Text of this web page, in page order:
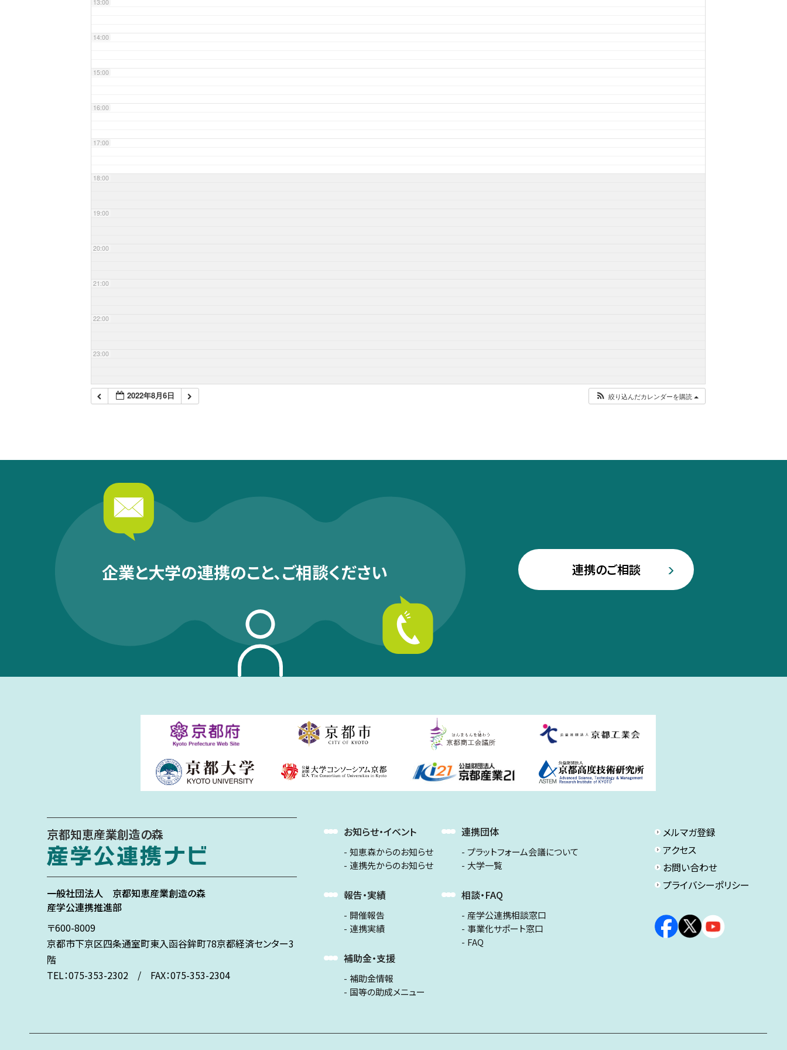
13:00
14:00
15:00
16:00
17:00
18:00
19:00
20:00
21:00
22:00
23:00
2022年8月6日 絞り込んだカレンダーを購読
企業と大学の連携のこと、ご相談ください 連携のご相談
京都知恵産業創造の森
一般社団法人 京都知恵産業創造の森
産学公連携推進部
〒600-8009
京都市下京区四条通室町東入函谷鉾町78京都経済センター3
階
TEL：075-353-2302 / FAX：075-353-2304
お知らせ・イベント
知恵森からのお知らせ
連携先からのお知らせ
報告・実績
開催報告
連携実績
補助金・支援
補助金情報
国等の助成メニュー
連携団体
プラットフォーム会議について
大学一覧
相談・FAQ
産学公連携相談窓口
事業化サポート窓口
FAQ
メルマガ登録
アクセス
お問い合わせ
プライバシーポリシー